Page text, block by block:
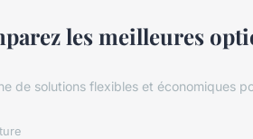
les meilleures
de solutions flexibles et économiques